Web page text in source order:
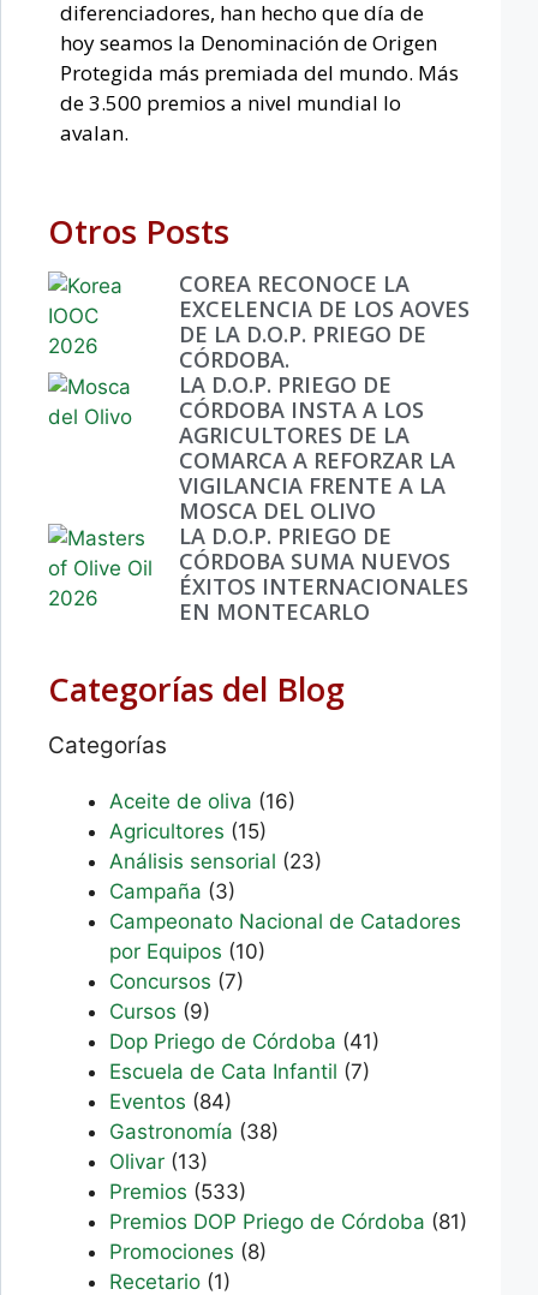
diferenciadores, han hecho que día de
hoy seamos la Denominación de Origen
Protegida más premiada del mundo. Más
de 3.500 premios a nivel mundial lo
avalan.
Otros Posts
COREA RECONOCE LA
EXCELENCIA DE LOS AOVES
DE LA D.O.P. PRIEGO DE
CÓRDOBA.
LA D.O.P. PRIEGO DE
CÓRDOBA INSTA A LOS
AGRICULTORES DE LA
COMARCA A REFORZAR LA
VIGILANCIA FRENTE A LA
MOSCA DEL OLIVO
LA D.O.P. PRIEGO DE
CÓRDOBA SUMA NUEVOS
ÉXITOS INTERNACIONALES
EN MONTECARLO
Categorías del Blog
Categorías
Aceite de oliva (16)
Agricultores (15)
Análisis sensorial (23)
Campaña (3)
Campeonato Nacional de Catadores
por Equipos (10)
Concursos (7)
Cursos (9)
Dop Priego de Córdoba (41)
Escuela de Cata Infantil (7)
Eventos (84)
Gastronomía (38)
Olivar (13)
Premios (533)
Premios DOP Priego de Córdoba (81)
Promociones (8)
Recetario (1)